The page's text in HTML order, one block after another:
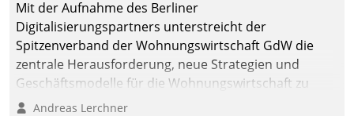
Mit der Aufnahme des Berliner
Digitalisierungspartners unterstreicht der
Spitzenverband der Wohnungswirtschaft GdW die
zentrale Herausforderung, neue Strategien und
Geschäftsmodelle für die Wohnungswirtschaft zu
entwickeln.
Andreas Lerchner